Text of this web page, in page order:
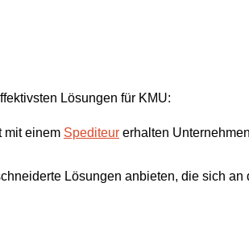
Lösungen für KMU:
mit einem Spediteur erhalten
Lösungen anbieten, die sich